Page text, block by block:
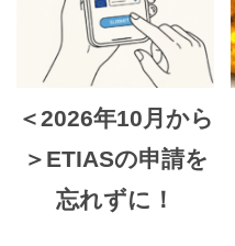
＜2026年10月から
＞ETIASの申請を
忘れずに！